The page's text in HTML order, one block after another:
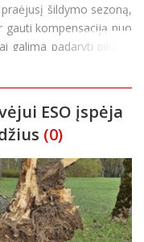
šildymo sezoną,
gauti kompensaciją nuo
galima padaryti pildant
į savivaldybę.
ESO įspėja
(0)